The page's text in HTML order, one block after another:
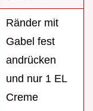
Ränder mit
Gabel fest
andrücken
und nur 1 EL
Creme